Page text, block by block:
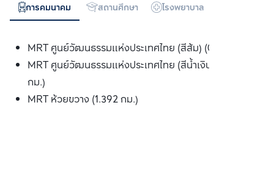
การคมนาคม สถานศึกษา โรงพยาบาล
MRT ศูนย์วัฒนธรรมแห่งประเทศไทย (สีส้ม) (0.830 กม.)
MRT ศูนย์วัฒนธรรมแห่งประเทศไทย (สีน้ำเงิน) (0.830
กม.)
MRT ห้วยขวาง (1.392 กม.)